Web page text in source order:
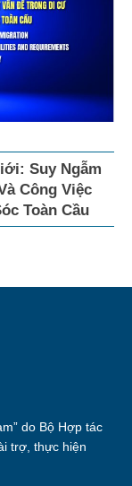
Suy Ngẫm
Công Việc
Toàn Cầu
do Bộ Hợp tác
trợ, thực hiện